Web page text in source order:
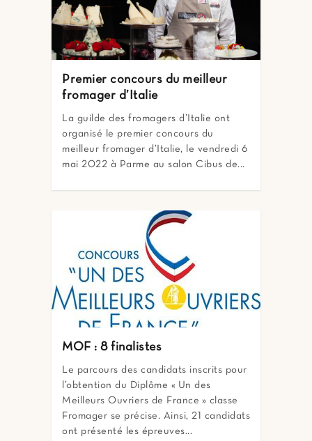
Premier concours du meilleur
fromager d’Italie
La guilde des fromagers d’Italie ont
organisé le premier concours du
meilleur fromager d’Italie, le vendredi 6
mai 2022 à Parme au salon Cibus de...
MOF : 8 finalistes
Le parcours des candidats inscrits pour
l’obtention du Diplôme « Un des
Meilleurs Ouvriers de France » classe
Fromager se précise. Ainsi, 21 candidats
ont présenté les épreuves...